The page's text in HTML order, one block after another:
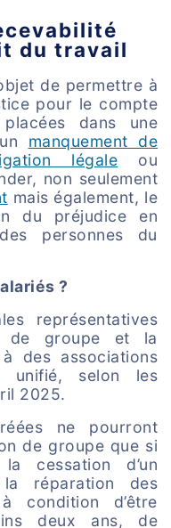
du travail
de permettre à
pour le compte
dans une
manquement de
légale ou
non seulement
mais également, le
du préjudice en
personnes du
?
représentatives
de groupe et la
des associations
unifié, selon les
2025.
ne pourront
de groupe que si
cessation d’un
réparation des
condition d’être
deux ans, de